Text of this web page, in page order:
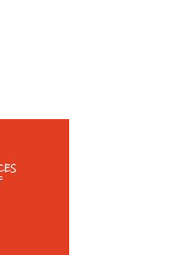
Stuur een mailtje